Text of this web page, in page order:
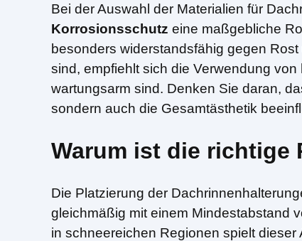
Bei der Auswahl der Materialien für
Korrosionsschutz eine maßgebliche
besonders widerstandsfähig gegen
sind, empfiehlt sich die Verwendung von
wartungsarm sind. Denken Sie daran,
sondern auch die Gesamtästhetik
Warum ist die richtige
Die Platzierung der
gleichmäßig mit einem Mindestabstand
in schneereichen Regionen spielt